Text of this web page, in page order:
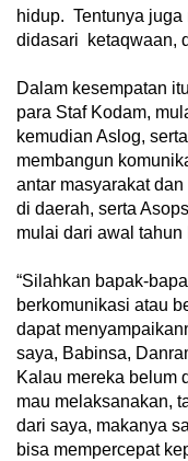
hidup. Tentunya
didasari ketaqwaan,
Dalam kesempatan
para Staf Kodam,
kemudian Aslog,
membangun
antar masyarakat
di daerah, serta
mulai dari awal
“Silahkan bapak-
berkomunikasi atau
dapat
saya, Babinsa,
Kalau mereka belum
mau melaksanakan,
dari saya, makanya
bisa mempercepat